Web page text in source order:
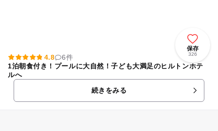
保存
326
4.8
6件
1泊朝食付き！プールに大自然！子ども大満足のヒルトンホテ
ルへ
続きをみる